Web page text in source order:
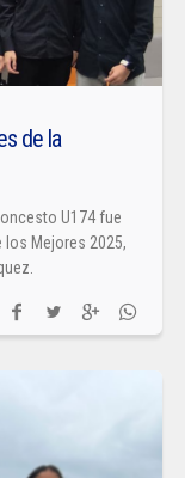
de la
U174 fue
Mejores 2025,